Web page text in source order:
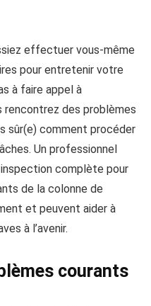
effectuer vous-même
pour entretenir votre
à faire appel à
rencontrez des problèmes
sûr(e) comment procéder
Un professionnel
complète pour
de la colonne de
et peuvent aider à
à l’avenir.
courants